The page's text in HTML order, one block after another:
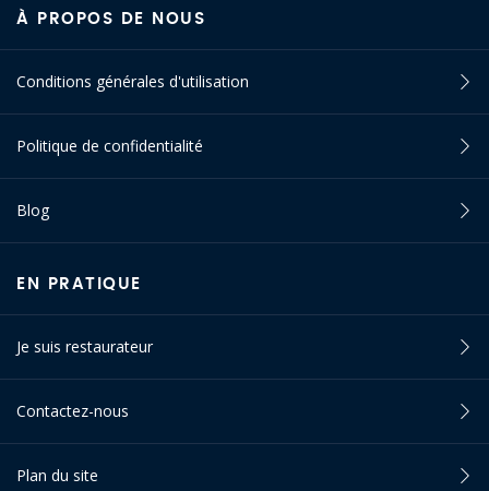
À PROPOS DE NOUS
Conditions générales d'utilisation
Politique de confidentialité
Blog
EN PRATIQUE
Je suis restaurateur
Contactez-nous
Plan du site